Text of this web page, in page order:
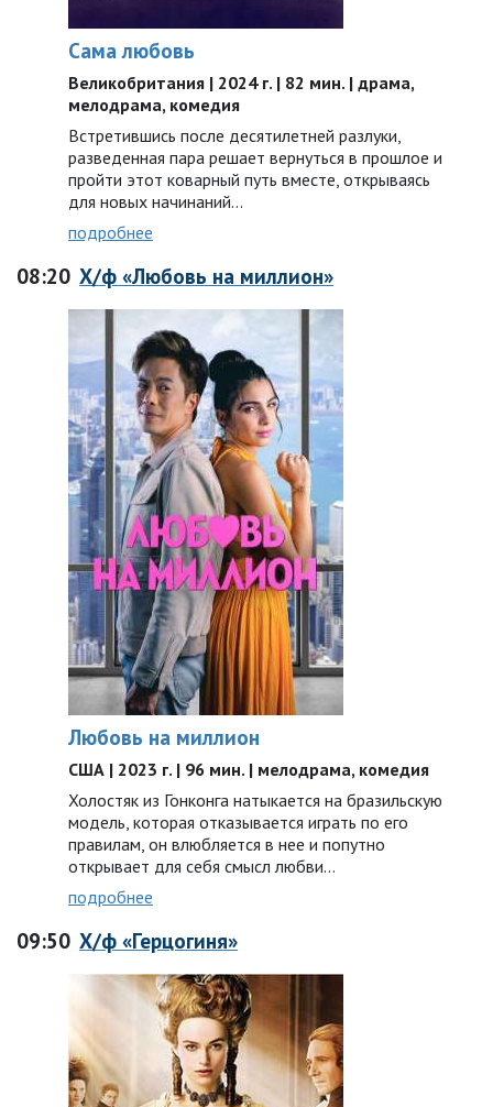
Сама любовь
Великобритания | 2024 г. | 82 мин. | драма,
мелодрама, комедия
Встретившись после десятилетней разлуки,
разведенная пара решает вернуться в прошлое и
пройти этот коварный путь вместе, открываясь
для новых начинаний…
подробнее
08:20 Х/ф «Любовь на миллион»
Любовь на миллион
США | 2023 г. | 96 мин. | мелодрама, комедия
Холостяк из Гонконга натыкается на бразильскую
модель, которая отказывается играть по его
правилам, он влюбляется в нее и попутно
открывает для себя смысл любви…
подробнее
09:50 Х/ф «Герцогиня»